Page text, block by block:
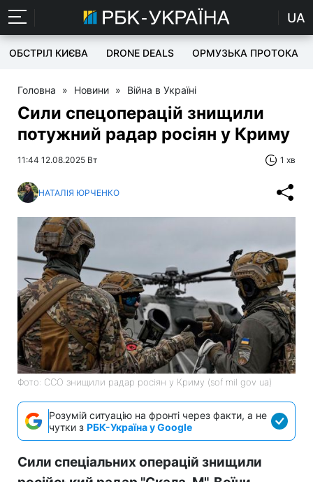
UA
ОБСТРІЛ КИЄВА DRONE DEALS ОРМУЗЬКА ПРОТОКА
Головна » Новини » Війна в Україні
Сили спецоперацій знищили
потужний радар росіян у Криму
11:44 12.08.2025 Вт 1 хв
НАТАЛІЯ ЮРЧЕНКО
Фото: ССО знищили радар росіян у Криму (sof mil gov ua)
Розумій ситуацію на фронті через факти, а не
чутки з РБК-Україна у Google
Сили спеціальних операцій знищили